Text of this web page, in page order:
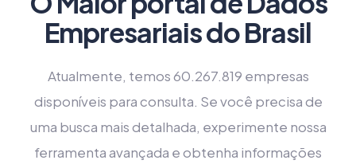
Empresariais do Brasil
Atualmente, temos 60.267.819 empresas
disponíveis para consulta. Se você precisa de
uma busca mais detalhada, experimente nossa
ferramenta avançada e obtenha informações